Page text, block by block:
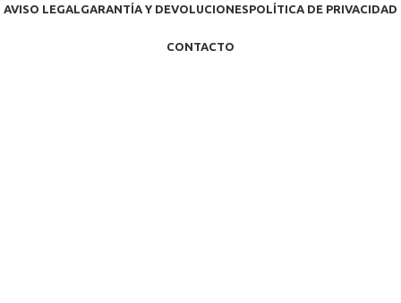
AVISO LEGALGARANTÍA Y DEVOLUCIONESPOLÍTICA DE PRIVACIDAD
CONTACTO